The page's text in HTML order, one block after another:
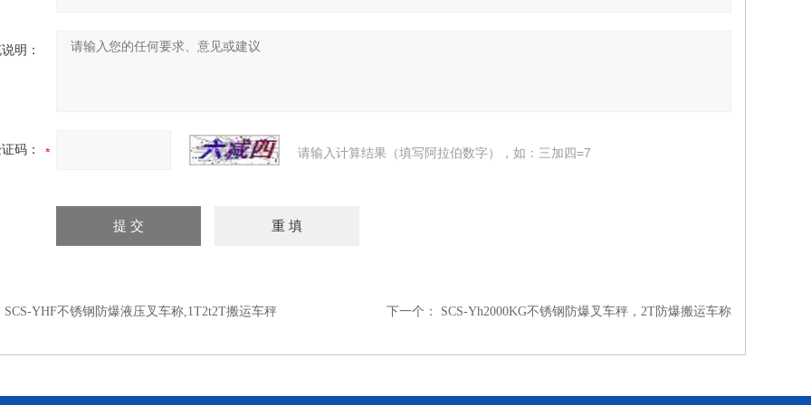
明：
码： 请输入计算结果（填写阿拉伯数字），如：三加四=7
SCS-YHF不锈钢防爆液压叉车称,1T2t2T搬运车秤 下一个： SCS-Yh2000KG不锈钢防爆叉车秤，2T防爆搬运车称